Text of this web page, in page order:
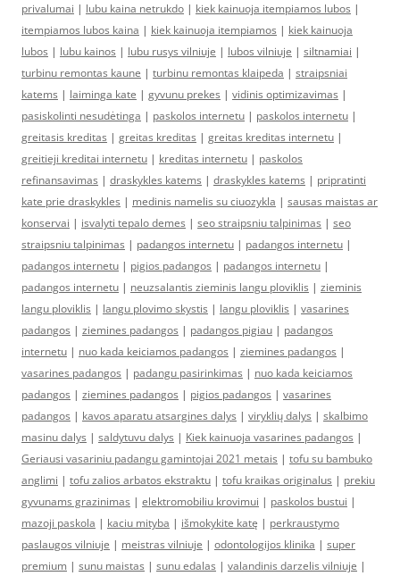
privalumai | lubu kaina netrukdo | kiek kainuoja itempiamos lubos |
itempiamos lubos kaina | kiek kainuoja itempiamos | kiek kainuoja
lubos | lubu kainos | lubu rusys vilniuje | lubos vilniuje | siltnamiai |
turbinu remontas kaune | turbinu remontas klaipeda | straipsniai
katems | laiminga kate | gyvunu prekes | vidinis optimizavimas |
pasiskolinti nesudėtinga | paskolos internetu | paskolos internetu |
greitasis kreditas | greitas kreditas | greitas kreditas internetu |
greitieji kreditai internetu | kreditas internetu | paskolos
refinansavimas | draskykles katems | draskykles katems | pripratinti
kate prie draskykles | medinis namelis su ciuozykla | sausas maistas ar
konservai | isvalyti tepalo demes | seo straipsniu talpinimas | seo
straipsniu talpinimas | padangos internetu | padangos internetu |
padangos internetu | pigios padangos | padangos internetu |
padangos internetu | neuzsalantis zieminis langu ploviklis | zieminis
langu ploviklis | langu plovimo skystis | langu ploviklis | vasarines
padangos | ziemines padangos | padangos pigiau | padangos
internetu | nuo kada keiciamos padangos | ziemines padangos |
vasarines padangos | padangu pasirinkimas | nuo kada keiciamos
padangos | ziemines padangos | pigios padangos | vasarines
padangos | kavos aparatu atsargines dalys | viryklių dalys | skalbimo
masinu dalys | saldytuvu dalys | Kiek kainuoja vasarines padangos |
Geriausi vasariniu padangu gamintojai 2021 metais | tofu su bambuko
anglimi | tofu zalios arbatos ekstraktu | tofu kraikas originalus | prekiu
gyvunams grazinimas | elektromobiliu krovimui | paskolos bustui |
mazoji paskola | kaciu mityba | išmokykite katę | perkraustymo
paslaugos vilniuje | meistras vilniuje | odontologijos klinika | super
premium | sunu maistas | sunu edalas | valandinis darzelis vilniuje |